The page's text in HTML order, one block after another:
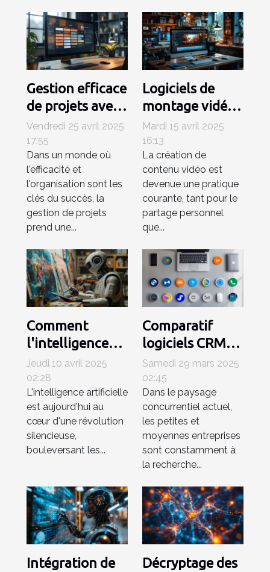
Gestion efficace
de projets avec
Trello
intégrations et
extensions pour
un workflow
optimisé
Vendredi 25 avril 2025
17:55
Dans un monde où
l'efficacité et
l'organisation sont les
clés du succès, la
gestion de projets
prend une...
Logiciels de
montage vidéo
gratuits pour
débutants
Trouvez l'outil
idéal sans
dépenser un
centime
Mardi 15 avril 2025
16:13
La création de
contenu vidéo est
devenue une pratique
courante, tant pour le
partage personnel
que...
Comment
l'intelligence
artificielle
révolutionne
les industries
créatives
Jeudi 10 avril 2025
02:28
L'intelligence artificielle
est aujourd'hui au
cœur d'une révolution
silencieuse,
bouleversant les...
Comparatif
logiciels CRM
2023 quels
outils pour
petites et
moyennes
entreprises
Samedi 29 mars 2025
02:45
Dans le paysage
concurrentiel actuel,
les petites et
moyennes entreprises
sont constamment à
la recherche...
Intégration de
Décryptage des